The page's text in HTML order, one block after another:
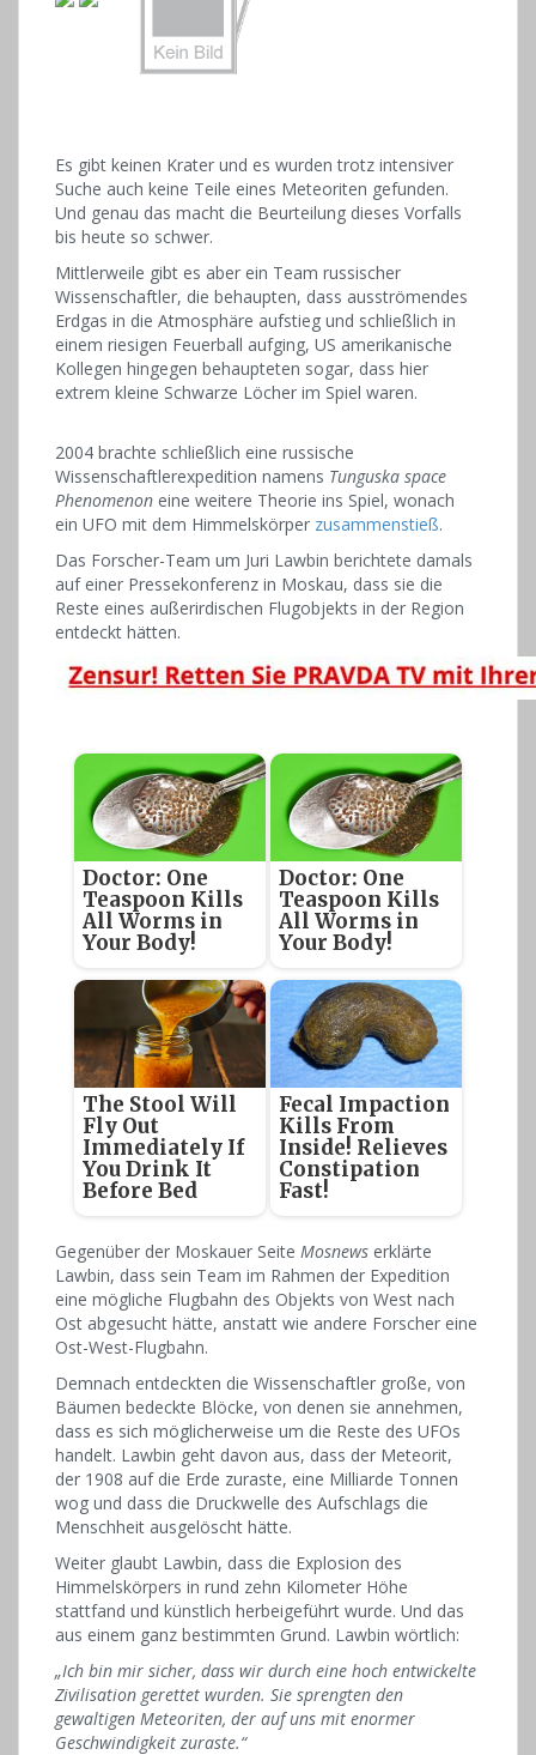
Es gibt keinen Krater und es wurden trotz intensiver
Suche auch keine Teile eines Meteoriten gefunden.
Und genau das macht die Beurteilung dieses Vorfalls
bis heute so schwer.
Mittlerweile gibt es aber ein Team russischer
Wissenschaftler, die behaupten, dass ausströmendes
Erdgas in die Atmosphäre aufstieg und schließlich in
einem riesigen Feuerball aufging, US amerikanische
Kollegen hingegen behaupteten sogar, dass hier
extrem kleine Schwarze Löcher im Spiel waren.
2004 brachte schließlich eine russische
Wissenschaftlerexpedition namens Tunguska space
Phenomenon eine weitere Theorie ins Spiel, wonach
ein UFO mit dem Himmelskörper zusammenstieß.
Das Forscher-Team um Juri Lawbin berichtete damals
auf einer Pressekonferenz in Moskau, dass sie die
Reste eines außerirdischen Flugobjekts in der Region
entdeckt hätten.
Doctor: One
Teaspoon Kills
All Worms in
Your Body!
Doctor: One
Teaspoon Kills
All Worms in
Your Body!
The Stool Will
Fly Out
Immediately If
You Drink It
Before Bed
Fecal Impaction
Kills From
Inside! Relieves
Constipation
Fast!
Gegenüber der Moskauer Seite Mosnews erklärte
Lawbin, dass sein Team im Rahmen der Expedition
eine mögliche Flugbahn des Objekts von West nach
Ost abgesucht hätte, anstatt wie andere Forscher eine
Ost-West-Flugbahn.
Demnach entdeckten die Wissenschaftler große, von
Bäumen bedeckte Blöcke, von denen sie annehmen,
dass es sich möglicherweise um die Reste des UFOs
handelt. Lawbin geht davon aus, dass der Meteorit,
der 1908 auf die Erde zuraste, eine Milliarde Tonnen
wog und dass die Druckwelle des Aufschlags die
Menschheit ausgelöscht hätte.
Weiter glaubt Lawbin, dass die Explosion des
Himmelskörpers in rund zehn Kilometer Höhe
stattfand und künstlich herbeigeführt wurde. Und das
aus einem ganz bestimmten Grund. Lawbin wörtlich:
„Ich bin mir sicher, dass wir durch eine hoch entwickelte
Zivilisation gerettet wurden. Sie sprengten den
gewaltigen Meteoriten, der auf uns mit enormer
Geschwindigkeit zuraste.“